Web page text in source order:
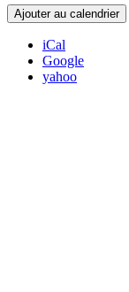
Ajouter au calendrier
iCal
Google
yahoo